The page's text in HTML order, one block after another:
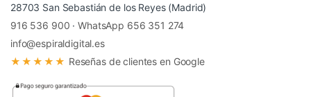
28703 San Sebastián de los Reyes (Madrid)
916 536 900 ·WhatsApp 656 351 274
info@espiraldigital.es
★★★★★ Reseñas de clientes en Google